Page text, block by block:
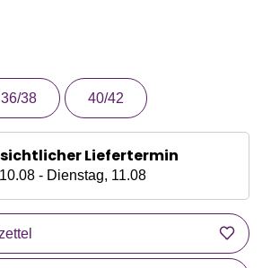
36/38 40/42
Liefertermin
- Dienstag, 11.08